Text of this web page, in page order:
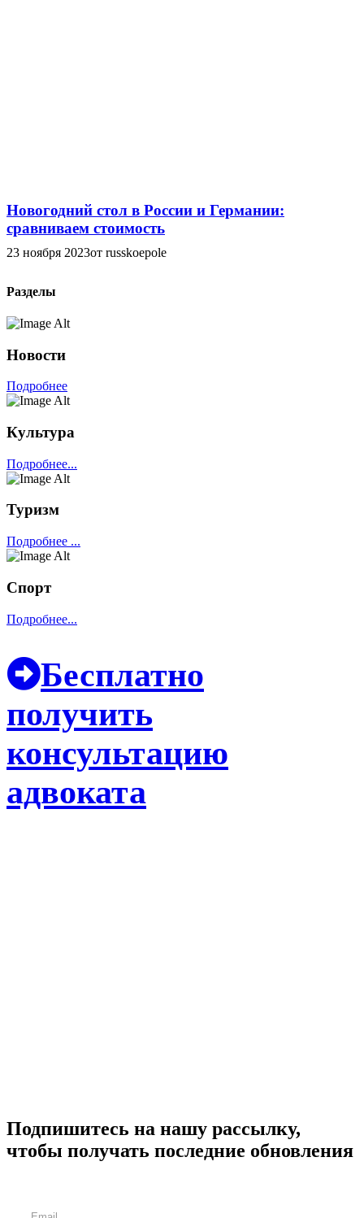
Новогодний стол в России и Германии:
сравниваем стоимость
23 ноября 2023от russkoepole
Разделы
Новости
Подробнее
Культура
Подробнее...
Туризм
Подробнее ...
Спорт
Подробнее...
Бесплатно
получить
консультацию
адвоката
Подпишитесь на нашу рассылку,
чтобы получать последние обновления